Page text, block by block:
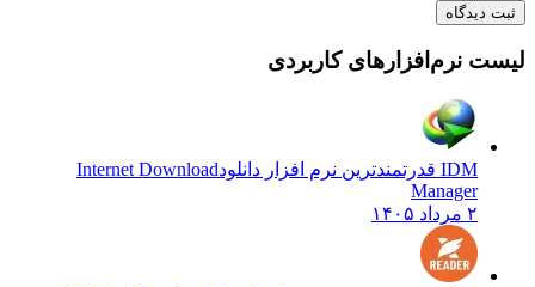
ثبت دیدگاه
لیست نرم‌افزارهای کاربردی
IDM قدرتمندترین نرم افزار دانلود
Internet Download
Manager
۲ مرداد ۱۴۰۵